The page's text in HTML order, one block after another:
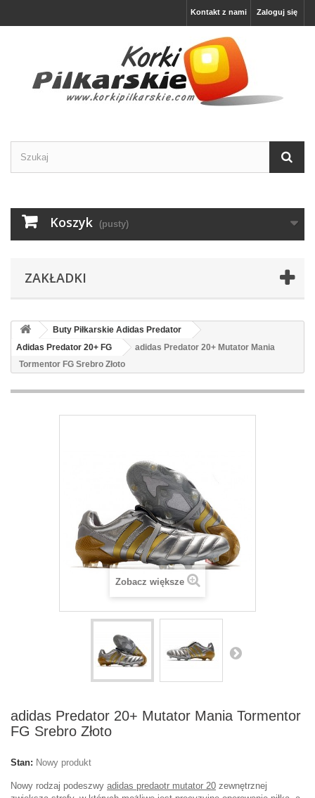
Zaloguj się
Kontakt z nami
Koszyk (pusty)
ZAKŁADKI
Buty Piłkarskie Adidas Predator
Adidas Predator 20+ FG
adidas Predator 20+ Mutator Mania
Tormentor FG Srebro Złoto
Zobacz większe
adidas Predator 20+ Mutator Mania Tormentor
FG Srebro Złoto
Stan: Nowy produkt
Nowy rodzaj podeszwy adidas predaotr mutator 20 zewnętrznej